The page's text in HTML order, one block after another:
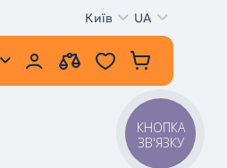
Київ UA
КНОПКА
ЗВ'ЯЗКУ